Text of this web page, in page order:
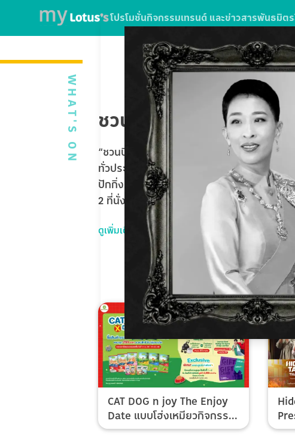
โปรโมชั่นกิจกรรมเทรนด์ และข่าวสารพันธมิตร
WHAT'S ON ชวนบินฟรี ตะลุยปักกิ่ง
“ชวนบินฟรี ตะลุยปักกิ่ง” ใบเสร็จจากการซื้อสิ
ทั่วประเทศ หรือใช้บริการ SPARK EV ที่โลตัส
ปักกิ่ง Universal Studios Beijing 5 วัน 3 คื
2 ที่นั่ง รวมมูลค่ากว่า 1,020,000 บาท
ดูเพิ่มเติม
CAT DOG n joy The Enjoy
Date แบบโฮ่งเหมียวกิจกรรม
Top Spender & Lucky Fan